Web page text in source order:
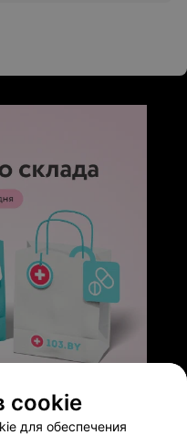
стационаре,
всех пациентов,
бабушки
она становилась
Желаю ей
cookie
для обеспечения